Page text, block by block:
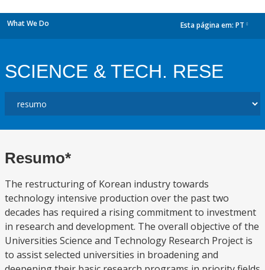
What We Do Esta página em: PT
SCIENCE & TECH. RESE
Resumo*
The restructuring of Korean industry towards
technology intensive production over the past two
decades has required a rising commitment to investment
in research and development. The overall objective of the
Universities Science and Technology Research Project is
to assist selected universities in broadening and